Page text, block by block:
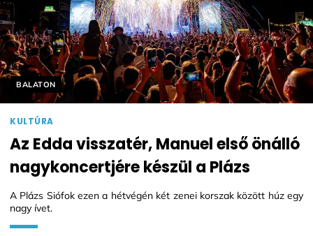
Helyszín címkék:
BALATON
KULTÚRA
Az Edda visszatér, Manuel első önálló
nagykoncertjére készül a Plázs
A Plázs Siófok ezen a hétvégén két zenei korszak között húz egy
nagy ívet.